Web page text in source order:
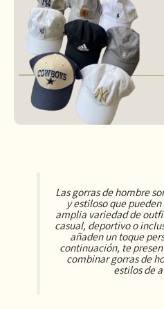
Las gorras de hombre
y estiloso que
amplia variedad de
casual, deportivo o
añaden un toque
continuación, te
combinar gorras de
estilos de